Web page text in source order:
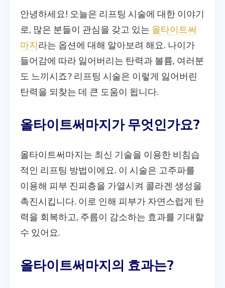
안녕하세요! 오늘은 리프팅 시술에 대한 이야기
로, 많은 분들이 관심을 갖고 있는 올타이트써
마지라는 옵션에 대해 알아보려 해요. 나이가
들어감에 따라 잃어버리는 탄력과 볼륨, 여러분
도 느끼시죠? 리프팅 시술은 이렇게 잃어버린
탄력을 되찾는 데 큰 도움이 됩니다.
올타이트써마지가 무엇인가요?
올타이트써마지는 최신 기술을 이용한 비침습
적인 리프팅 방법이에요. 이 시술은 고주파를
이용해 피부 진피층을 가열시켜 콜라겐 생성을
촉진시킵니다. 이로 인해 피부가 자연스럽게 탄
력을 회복하고, 주름이 감소하는 효과를 기대할
수 있어요.
올타이트써마지의 효과는?